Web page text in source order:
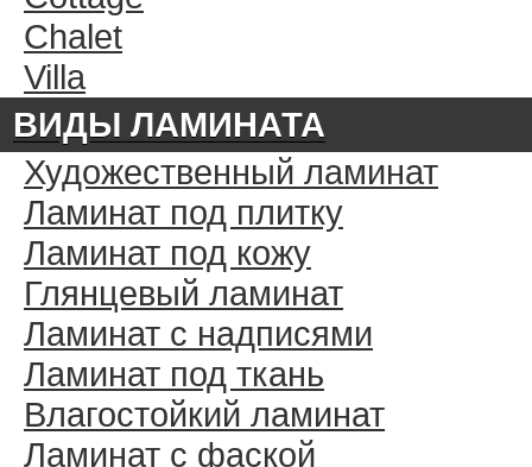
Chalet
Villa
ВИДЫ ЛАМИНАТА
Художественный ламинат
Ламинат под плитку
Ламинат под кожу
Глянцевый ламинат
Ламинат с надписями
Ламинат под ткань
Влагостойкий ламинат
Ламинат с фаской